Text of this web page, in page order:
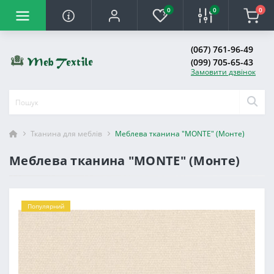
0 0 0
(067) 761-96-49
(099) 705-65-43
Замовити дзвінок
Тканина для меблів Меблева тканина "MONTE" (Монте)
Меблева тканина "MONTE" (Монте)
Популярний